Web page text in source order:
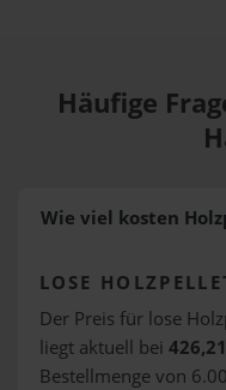
Häufige
Wie viel kosten
LOSE
Der Preis für lose
liegt aktuell bei
Bestellmenge von